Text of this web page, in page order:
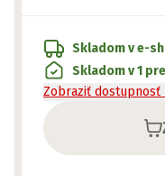
Skladom v e-
Skladom v 1
Zobraziť dostupnosť